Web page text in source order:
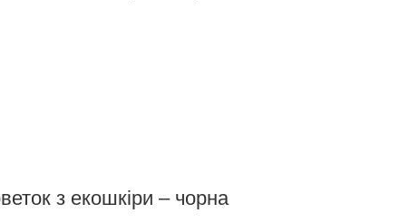
з екошкіри – чорна